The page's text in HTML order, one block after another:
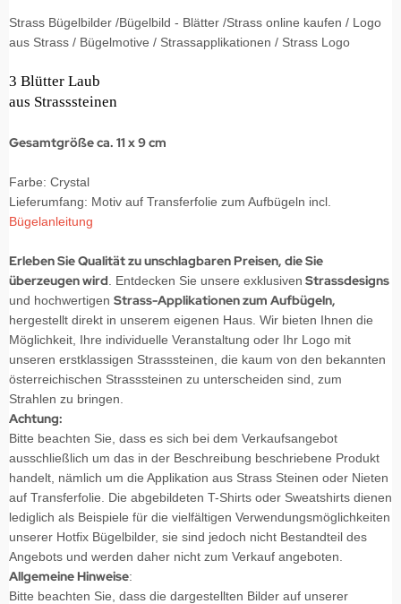
Strass Bügelbilder /Bügelbild - Blätter /Strass online kaufen / Logo
aus Strass / Bügelmotive / Strassapplikationen / Strass Logo
3 Blütter Laub
aus Strasssteinen
Gesamtgröße ca. 11 x 9 cm
Farbe: Crystal
Lieferumfang: Motiv auf Transferfolie zum Aufbügeln incl.
Bügelanleitung
Erleben Sie Qualität zu unschlagbaren Preisen, die Sie
überzeugen wird . Entdecken Sie unsere exklusiven Strassdesigns
und hochwertigen Strass-Applikationen zum Aufbügeln,
hergestellt direkt in unserem eigenen Haus. Wir bieten Ihnen die
Möglichkeit, Ihre individuelle Veranstaltung oder Ihr Logo mit
unseren erstklassigen Strasssteinen, die kaum von den bekannten
österreichischen Strasssteinen zu unterscheiden sind, zum
Strahlen zu bringen.
Achtung:
Bitte beachten Sie, dass es sich bei dem Verkaufsangebot
ausschließlich um das in der Beschreibung beschriebene Produkt
handelt, nämlich um die Applikation aus Strass Steinen oder Nieten
auf Transferfolie. Die abgebildeten T-Shirts oder Sweatshirts dienen
lediglich als Beispiele für die vielfältigen Verwendungsmöglichkeiten
unserer Hotfix Bügelbilder, sie sind jedoch nicht Bestandteil des
Angebots und werden daher nicht zum Verkauf angeboten.
Allgemeine Hinweise:
Bitte beachten Sie, dass die dargestellten Bilder auf unserer